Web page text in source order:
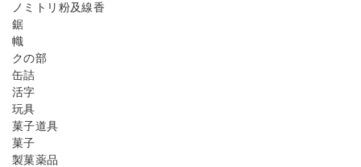
ノミトリ粉及線香
鋸
幟
クの部
缶詰
活字
玩具
菓子道具
菓子
製菓薬品